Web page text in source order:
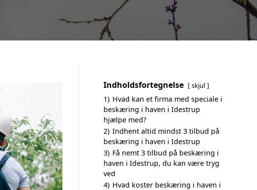
Indholdsfortegnelse skjul
1) Hvad kan et firma med speciale i
beskæring i haven i Idestrup
hjælpe med?
2) Indhent altid mindst 3 tilbud på
beskæring i haven i Idestrup
3) Få nemt 3 tilbud på beskæring i
haven i Idestrup, du kan være tryg
ved
4) Hvad koster beskæring i haven i